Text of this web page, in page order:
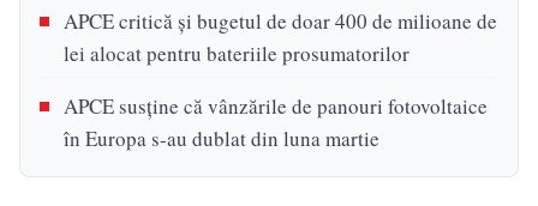
APCE critică și bugetul de doar 400 de milioane de
lei alocat pentru bateriile prosumatorilor
APCE susține că vânzările de panouri fotovoltaice
în Europa s-au dublat din luna martie